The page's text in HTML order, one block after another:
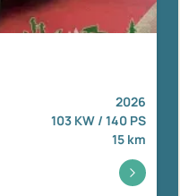
2026
103 KW / 140 PS
15 km